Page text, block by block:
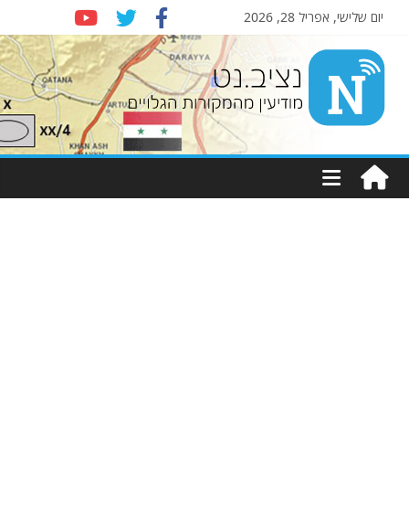
יום שלישי, אפריל 28, 2026
Nziv.net
מודיעין
מהמקורות